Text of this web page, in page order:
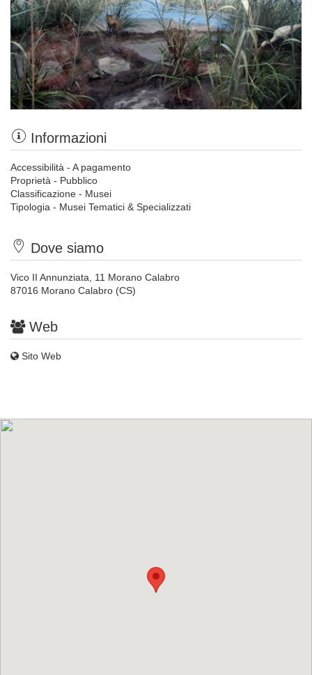
Informazioni
Accessibilità - A pagamento
Proprietà - Pubblico
Classificazione - Musei
Tipologia - Musei Tematici & Specializzati
Dove siamo
Vico II Annunziata, 11 Morano Calabro
87016 Morano Calabro (CS)
Web
Sito Web